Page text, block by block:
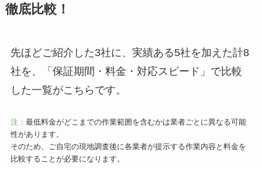
徹底比較！
先ほどご紹介した3社に、実績ある5社を加えた計8
社を、「保証期間・料金・対応スピード」で比較
した一覧がこちらです。
注： 最低料金がどこまでの作業範囲を含むかは業者ごとに異なる可能
性があります。
そのため、ご自宅の現地調査後に各業者が提示する作業内容と料金を
比較することが必要になります。